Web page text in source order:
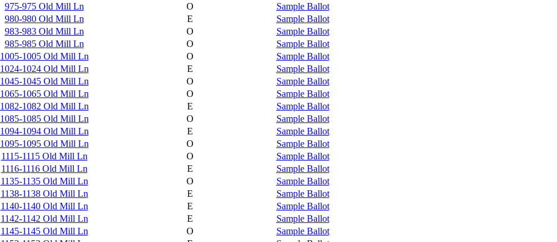
975-975 Old Mill Ln
O
Sample Ballot
980-980 Old Mill Ln
E
Sample Ballot
983-983 Old Mill Ln
O
Sample Ballot
985-985 Old Mill Ln
O
Sample Ballot
1005-1005 Old Mill Ln
O
Sample Ballot
1024-1024 Old Mill Ln
E
Sample Ballot
1045-1045 Old Mill Ln
O
Sample Ballot
1065-1065 Old Mill Ln
O
Sample Ballot
1082-1082 Old Mill Ln
E
Sample Ballot
1085-1085 Old Mill Ln
O
Sample Ballot
1094-1094 Old Mill Ln
E
Sample Ballot
1095-1095 Old Mill Ln
O
Sample Ballot
1115-1115 Old Mill Ln
O
Sample Ballot
1116-1116 Old Mill Ln
E
Sample Ballot
1135-1135 Old Mill Ln
O
Sample Ballot
1138-1138 Old Mill Ln
E
Sample Ballot
1140-1140 Old Mill Ln
E
Sample Ballot
1142-1142 Old Mill Ln
E
Sample Ballot
1145-1145 Old Mill Ln
O
Sample Ballot